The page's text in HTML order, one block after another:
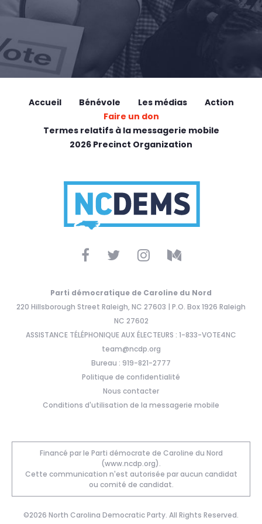
Accueil Bénévole Les médias
Action
Faire un don
Termes relatifs à la messagerie mobile
2026 Precinct Organization
Parti démocratique de Caroline du Nord
220 Hillsborough Street Raleigh, NC 27603 | P.O. Box 1926 Raleigh
NC 27602
ASSISTANCE TÉLÉPHONIQUE AUX ÉLECTEURS : 1-833-VOTE4NC
team@ncdp.org
Bureau : 919-821-2777
Politique de confidentialité
Nous contacter
Conditions d'utilisation de la messagerie mobile
Financé par le Parti démocrate de Caroline du Nord
(www.ncdp.org).
Cette communication n'est autorisée par aucun candidat
ou comité de candidat.
©2026 North Carolina Democratic Party. All Rights Reserved.